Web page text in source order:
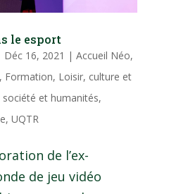
le esport
Déc 16, 2021 | Accueil Néo,
, Formation, Loisir, culture et
société et humanités,
, UQTR
de l’ex-
de jeu vidéo